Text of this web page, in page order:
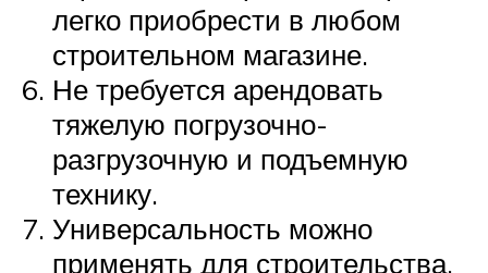
легко приобрести в любом
строительном магазине.
Не требуется арендовать
тяжелую погрузочно-
разгрузочную и подъемную
технику.
Универсальность можно
применять для строительства,